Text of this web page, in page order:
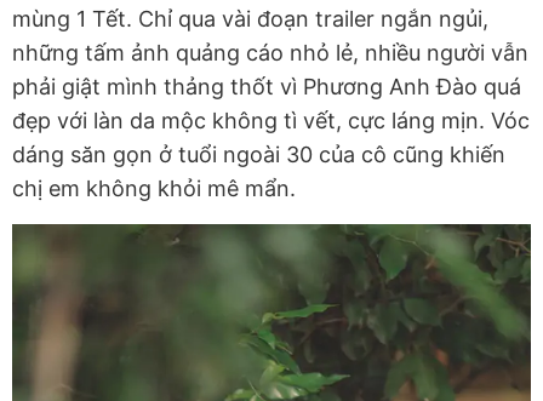
mùng 1 Tết. Chỉ qua vài đoạn trailer ngắn ngủi,
những tấm ảnh quảng cáo nhỏ lẻ, nhiều người vẫn
phải giật mình thảng thốt vì Phương Anh Đào quá
đẹp với làn da mộc không tì vết, cực láng mịn. Vóc
dáng săn gọn ở tuổi ngoài 30 của cô cũng khiến
chị em không khỏi mê mẩn.